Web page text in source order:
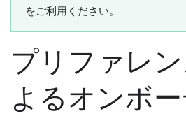
をご利用ください。
プリファレ
よるオンボ